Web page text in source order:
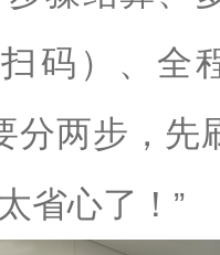
扫码） 、全
分两步，先
省心了！ ”